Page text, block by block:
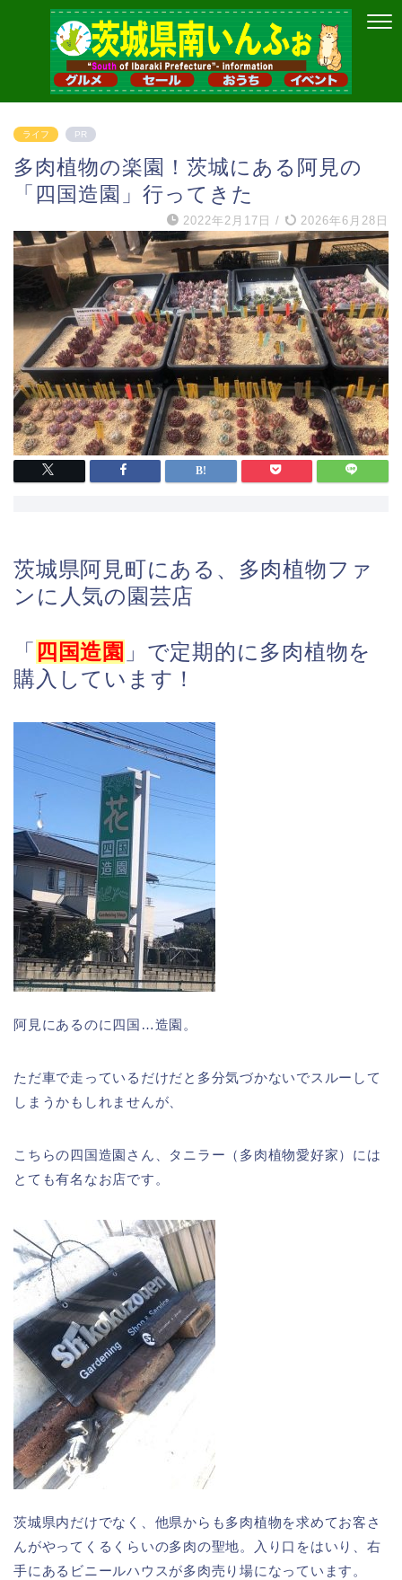
ライフ PR
多肉植物の楽園！茨城にある阿見の
「四国造園」行ってきた
2022年2月17日 / 2026年6月28日
茨城県阿見町にある、多肉植物ファ
ンに人気の園芸店
「 四国造園 」で定期的に多肉植物を
購入しています！
阿見にあるのに四国…造園。
ただ車で走っているだけだと多分気づかないでスルーして
しまうかもしれませんが、
こちらの四国造園さん、タニラー（多肉植物愛好家）には
とても有名なお店です。
茨城県内だけでなく、他県からも多肉植物を求めてお客さ
んがやってくるくらいの多肉の聖地。入り口をはいり、右
手にあるビニールハウスが多肉売り場になっています。